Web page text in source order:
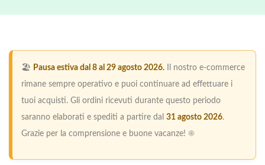
🏖️ Pausa estiva dal 8 al 29 agosto 2026. Il nostro e-commerce
rimane sempre operativo e puoi continuare ad effettuare i
tuoi acquisti. Gli ordini ricevuti durante questo periodo
saranno elaborati e spediti a partire dal 31 agosto 2026.
Grazie per la comprensione e buone vacanze! ☀️